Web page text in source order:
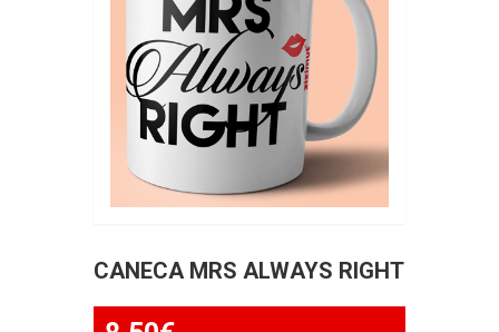
CANECA MRS ALWAYS RIGHT